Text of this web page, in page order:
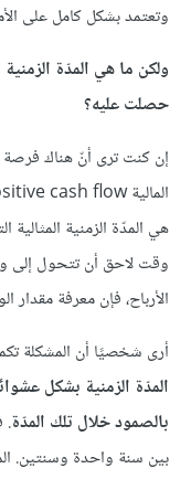
وتعتمد بشكل كامل على
ولكن ما هي المدّة
حصلت عليه؟
إن كنت ترى أنّ هناك فرصة
هي المدّة الزمنية
وقت ﻻحق أن تتحول إلى
الأرباح، فإن معرفة مقدار
أرى شخصيًا أن المشكلة
المدّة الزمنية بشكل
بالصمود خلال تلك المدّة.
بين سنة واحدة وسنتين.